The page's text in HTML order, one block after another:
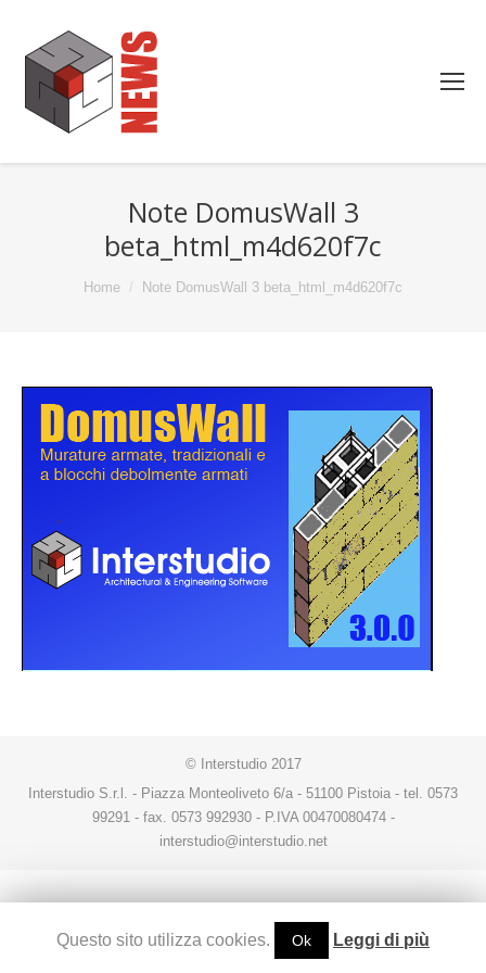
Note DomusWall 3
beta_html_m4d620f7c
You are here:
Home Note DomusWall 3 beta_html_m4d620f7c
© Interstudio 2017
Interstudio S.r.l. - Piazza Monteoliveto 6/a - 51100 Pistoia - tel. 0573
99291 - fax. 0573 992930 - P.IVA 00470080474 -
interstudio@interstudio.net
Questo sito utilizza cookies. Ok Leggi di più